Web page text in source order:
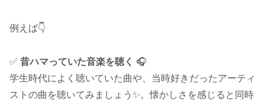
例えば👇
✅ 昔ハマっていた音楽を聴く 🎧
学生時代によく聴いていた曲や、当時好きだったアーティ
ストの曲を聴いてみましょう✨。懐かしさを感じると同時